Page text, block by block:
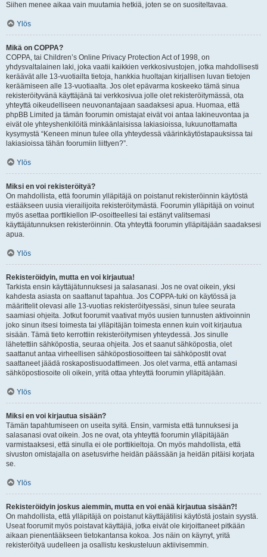
Siihen menee aikaa vain muutamia hetkiä, joten se on suositeltavaa.
Ylös
Mikä on COPPA?
COPPA, tai Children’s Online Privacy Protection Act of 1998, on
yhdysvaltalainen laki, joka vaatii kaikkien verkkosivustojen, jotka mahdollisesti
keräävät alle 13-vuotiailta tietoja, hankkia huoltajan kirjallisen luvan tietojen
keräämiseen alle 13-vuotiaalta. Jos olet epävarma koskeeko tämä sinua
rekisteröityvänä käyttäjänä tai verkkosivua jolle olet rekisteröitymässä, ota
yhteyttä oikeudelliseen neuvonantajaan saadaksesi apua. Huomaa, että
phpBB Limited ja tämän foorumin omistajat eivät voi antaa lakineuvontaa ja
eivät ole yhteyshenkilöitä minkäänlaisissa lakiasioissa, lukuunottamatta
kysymystä “Keneen minun tulee olla yhteydessä väärinkäytöstapauksissa tai
lakiasioissa tähän foorumiin liittyen?”.
Ylös
Miksi en voi rekisteröityä?
On mahdollista, että foorumin ylläpitäjä on poistanut rekisteröinnin käytöstä
estääkseen uusia vierailijoita rekisteröitymästä. Foorumin ylläpitäjä on voinut
myös asettaa porttikiellon IP-osoitteellesi tai estänyt valitsemasi
käyttäjätunnuksen rekisteröinnin. Ota yhteyttä foorumin ylläpitäjään saadaksesi
apua.
Ylös
Rekisteröidyin, mutta en voi kirjautua!
Tarkista ensin käyttäjätunnuksesi ja salasanasi. Jos ne ovat oikein, yksi
kahdesta asiasta on saattanut tapahtua. Jos COPPA-tuki on käytössä ja
määrittelit olevasi alle 13-vuotias rekisteröityessäsi, sinun tulee seurata
saamiasi ohjeita. Jotkut foorumit vaativat myös uusien tunnusten aktivoinnin
joko sinun itsesi toimesta tai ylläpitäjän toimesta ennen kuin voit kirjautua
sisään. Tämä tieto kerrottiin rekisteröitymisen yhteydessä. Jos sinulle
lähetettiin sähköpostia, seuraa ohjeita. Jos et saanut sähköpostia, olet
saattanut antaa virheellisen sähköpostiosoitteen tai sähköpostit ovat
saattaneet jäädä roskapostisuodattimeen. Jos olet varma, että antamasi
sähköpostiosoite oli oikein, yritä ottaa yhteyttä foorumin ylläpitäjään.
Ylös
Miksi en voi kirjautua sisään?
Tämän tapahtumiseen on useita syitä. Ensin, varmista että tunnuksesi ja
salasanasi ovat oikein. Jos ne ovat, ota yhteyttä foorumin ylläpitäjään
varmistaaksesi, että sinulla ei ole porttikieltoja. On myös mahdollista, että
sivuston omistajalla on asetusvirhe heidän päässään ja heidän pitäisi korjata
se.
Ylös
Rekisteröidyin joskus aiemmin, mutta en voi enää kirjautua sisään?!
On mahdollista, että ylläpitäjä on poistanut käyttäjätilisi käytöstä jostain syystä.
Useat foorumit myös poistavat käyttäjiä, jotka eivät ole kirjoittaneet pitkään
aikaan pienentääkseen tietokantansa kokoa. Jos näin on käynyt, yritä
rekisteröityä uudelleen ja osallistu keskusteluun aktiivisemmin.